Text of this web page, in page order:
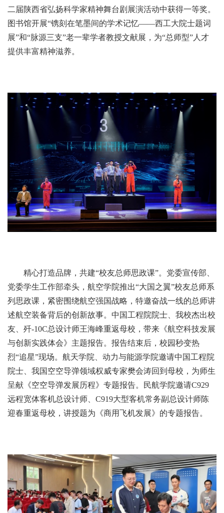
二届陕西省弘扬科学家精神舞台剧展演活动中获得一等奖。
图书馆开展“镌刻在笔墨间的学术记忆——西工大院士题词
展”和“脉源三支”老一辈学者教授文献展，为“总师型”人才
提供丰富精神滋养。
精心打造品牌，共建“校友总师思政课”。党委宣传部、
党委学生工作部牵头，航空学院推出“大国之翼”校友总师系
列思政课，紧密围绕航空强国战略，特邀奋战一线的总师讲
述航空装备背后的创新故事。中国工程院院士、我校杰出校
友、歼-10C总设计师王海峰重返母校，带来《航空科技发展
与创新实践体会》主题报告。报告结束后，校园秒变热
烈“追星”现场。航天学院、动力与能源学院邀请中国工程院
院士、我国空空导弹领域权威专家樊会涛回到母校，为师生
呈献《空空导弹发展历程》专题报告。民航学院邀请C929
远程宽体客机总设计师、C919大型客机常务副总设计师陈
迎春重返母校，讲授题为《商用飞机发展》的专题报告。